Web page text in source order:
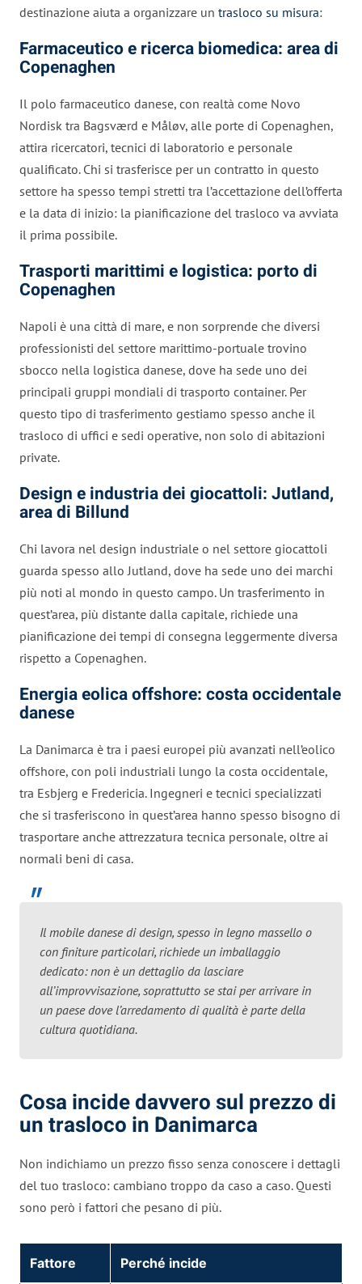
destinazione aiuta a organizzare un trasloco su misura:
Farmaceutico e ricerca biomedica: area di
Copenaghen
Il polo farmaceutico danese, con realtà come Novo
Nordisk tra Bagsværd e Måløv, alle porte di Copenaghen,
attira ricercatori, tecnici di laboratorio e personale
qualificato. Chi si trasferisce per un contratto in questo
settore ha spesso tempi stretti tra l’accettazione dell’offerta
e la data di inizio: la pianificazione del trasloco va avviata
il prima possibile.
Trasporti marittimi e logistica: porto di
Copenaghen
Napoli è una città di mare, e non sorprende che diversi
professionisti del settore marittimo-portuale trovino
sbocco nella logistica danese, dove ha sede uno dei
principali gruppi mondiali di trasporto container. Per
questo tipo di trasferimento gestiamo spesso anche il
trasloco di uffici e sedi operative, non solo di abitazioni
private.
Design e industria dei giocattoli: Jutland,
area di Billund
Chi lavora nel design industriale o nel settore giocattoli
guarda spesso allo Jutland, dove ha sede uno dei marchi
più noti al mondo in questo campo. Un trasferimento in
quest’area, più distante dalla capitale, richiede una
pianificazione dei tempi di consegna leggermente diversa
rispetto a Copenaghen.
Energia eolica offshore: costa occidentale
danese
La Danimarca è tra i paesi europei più avanzati nell’eolico
offshore, con poli industriali lungo la costa occidentale,
tra Esbjerg e Fredericia. Ingegneri e tecnici specializzati
che si trasferiscono in quest’area hanno spesso bisogno di
trasportare anche attrezzatura tecnica personale, oltre ai
normali beni di casa.
Il mobile danese di design, spesso in legno massello o
con finiture particolari, richiede un imballaggio
dedicato: non è un dettaglio da lasciare
all’improvvisazione, soprattutto se stai per arrivare in
un paese dove l’arredamento di qualità è parte della
cultura quotidiana.
Cosa incide davvero sul prezzo di
un trasloco in Danimarca
Non indichiamo un prezzo fisso senza conoscere i dettagli
del tuo trasloco: cambiano troppo da caso a caso. Questi
sono però i fattori che pesano di più.
Fattore Perché incide